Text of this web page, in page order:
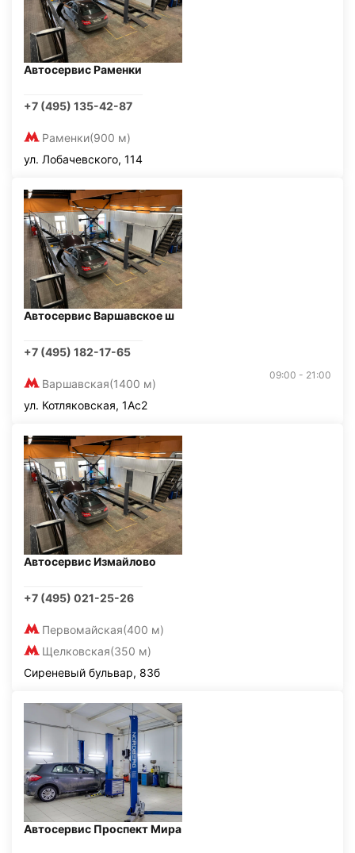
Автосервис Раменки
+7 (495) 135-42-87
Раменки(900 м)
ул. Лобачевского, 114
Автосервис Варшавское ш
+7 (495) 182-17-65
Варшавская(1400 м)
09:00 - 21:00
ул. Котляковская, 1Ас2
Автосервис Измайлово
+7 (495) 021-25-26
Первомайская(400 м)
Щелковская(350 м)
Сиреневый бульвар, 83б
Автосервис Проспект Мира